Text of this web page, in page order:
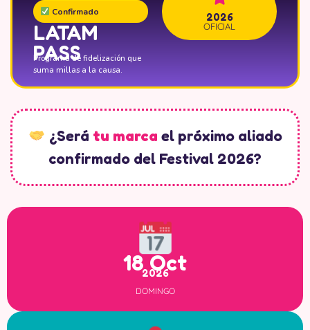
Confirmado
LATAM
PASS
Programa de fidelización que
suma millas a la causa.
2026
OFICIAL
¿Será tu marca el próximo aliado
confirmado del Festival 2026?
18 Oct
2026
DOMINGO